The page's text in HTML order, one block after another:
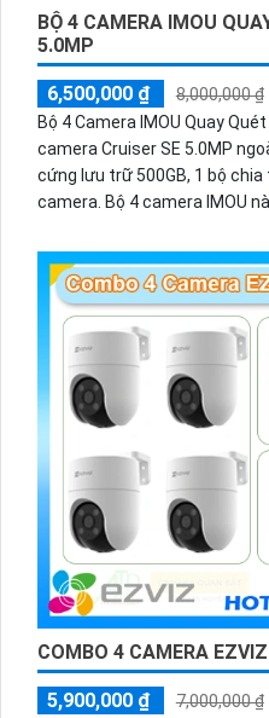
BỘ 4 CAMERA IMOU
5.0MP
6,500,000 ₫
8,000,000 ₫
Bộ 4 Camera IMOU Quay
camera Cruiser SE 5.0MP
cứng lưu trữ 500GB, 1 bộ
camera. Bộ 4 camera IMOU
trời.
COMBO 4 CAMERA
5,900,000 ₫
7,000,000 ₫